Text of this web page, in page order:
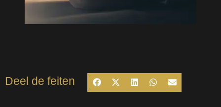
Deel de feiten